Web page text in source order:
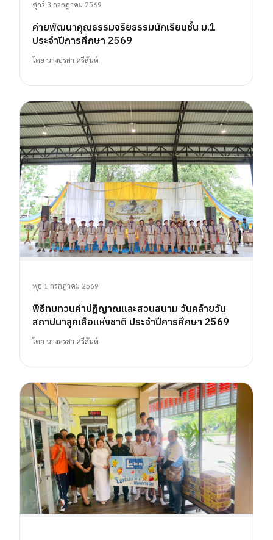
ศุกร์ 3 กรกฎาคม 2569
ค่ายพัฒนาคุณธรรมจริยธรรมนักเรียนชั้น ม.1
ประจำปีการศึกษา 2569
โดย นางอรสา ศรีสันต์
พุธ 1 กรกฎาคม 2569
พิธีทบทวนคำปฏิญาณและสวนสนาม วันคล้ายวัน
สถาปนาลูกเสือแห่งชาติ ประจำปีการศึกษา 2569
โดย นางอรสา ศรีสันต์